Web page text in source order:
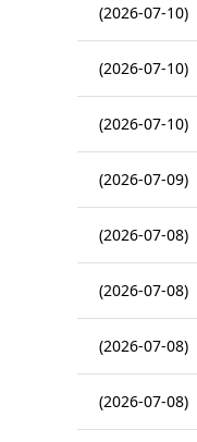
(2026-07-10)
(2026-07-10)
(2026-07-10)
(2026-07-09)
(2026-07-08)
(2026-07-08)
(2026-07-08)
(2026-07-08)